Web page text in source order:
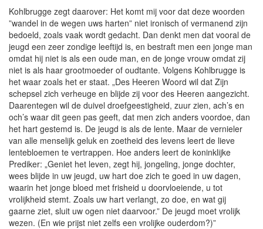
Kohlbrugge zegt daarover: Het komt mij voor dat deze woorden
”wandel in de wegen uws harten” niet ironisch of vermanend zijn
bedoeld, zoals vaak wordt gedacht. Dan denkt men dat vooral de
jeugd een zeer zondige leeftijd is, en bestraft men een jonge man
omdat hij niet is als een oude man, en de jonge vrouw omdat zij
niet is als haar grootmoeder of oudtante. Volgens Kohlbrugge is
het waar zoals het er staat. „Des Heeren Woord wil dat Zijn
schepsel zich verheuge en blijde zij voor des Heeren aangezicht.
Daarentegen wil de duivel droefgeestigheid, zuur zien, ach’s en
och’s waar dit geen pas geeft, dat men zich anders voordoe, dan
het hart gestemd is. De jeugd is als de lente. Maar de vernieler
van alle menselijk geluk en zoetheid des levens leert de lieve
lentebloemen te vertrappen. Hoe anders leert de koninklijke
Prediker: „Geniet het leven, zegt hij, jongeling, jonge dochter,
wees blijde in uw jeugd, uw hart doe zich te goed in uw dagen,
waarin het jonge bloed met frisheid u doorvloeiende, u tot
vrolijkheid stemt. Zoals uw hart verlangt, zo doe, en wat gij
gaarne ziet, sluit uw ogen niet daarvoor.” De jeugd moet vrolijk
wezen. (En wie prijst niet zelfs een vrolijke ouderdom?)”